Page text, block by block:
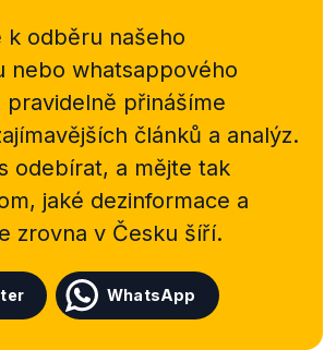
k odběru našeho
nebo whatsappového
pravidelně přinášíme
článků a analýz.
odebírat, a mějte tak
jaké dezinformace a
zrovna v Česku šíří.
WhatsApp